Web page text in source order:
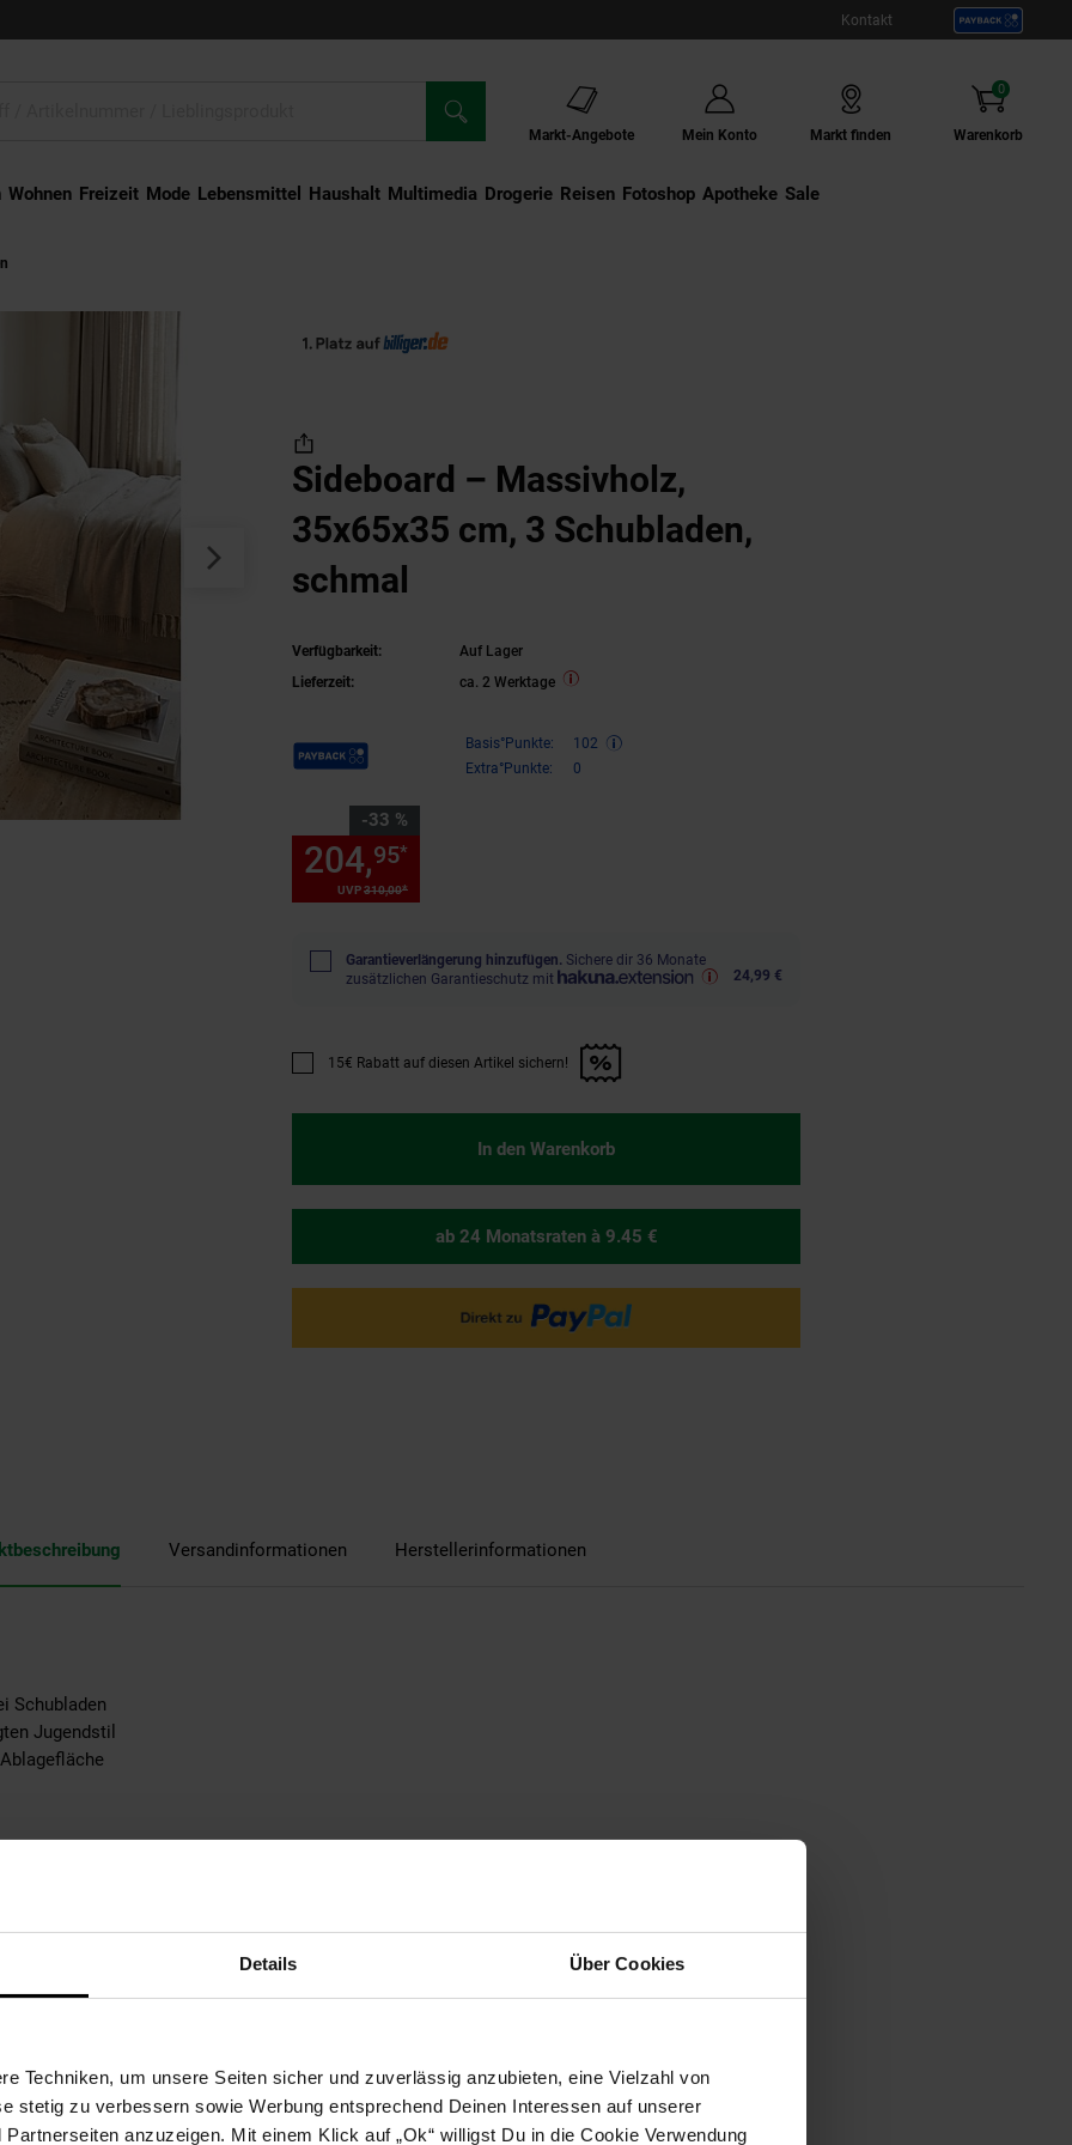
Details Über Cookies
Techniken, um unsere Seiten sicher und zuverlässig anzubieten, eine Vielzahl von
stetig zu verbessern sowie Werbung entsprechend Deinen Interessen auf unserer
anzuzeigen. Mit einem Klick auf „Ok“ willigst Du in die Cookie Verwendung
Kontakt
Markt-Angebote Mein Konto Markt finden Warenkorb
0
Artikel
Wohnen Freizeit Mode Lebensmittel Haushalt Multimedia Drogerie Externer Link:
Reisen Externer Link:
Fotoshop Externer Link:
Apotheke Sale
Sideboard – Massivholz,
35x65x35 cm, 3 Schubladen,
schmal
Verfügbarkeit:
Auf Lager
Lieferzeit:
ca. 2 Werktage
Payback Punkte Basis°Punkte:
102
Extra°Punkte:
0
-33 %
Sie Sparen 33 Prozent,
UVP310,00*
204,95*
Garantieverlängerung hinzufügen. Sichere dir 36 Monate
zusätzlichen Garantieschutz mit
24,99 €
Promotion "15€ Rabatt auf diesen Artikel sichern!" anwenden
15€ Rabatt auf diesen Artikel sichern!
In den Warenkorb
ab 24 Monatsraten à 9.45 €
Versandinformationen Herstellerinformationen
Schubladen
Jugendstil
ca. 30 kg
ca. 3 kg